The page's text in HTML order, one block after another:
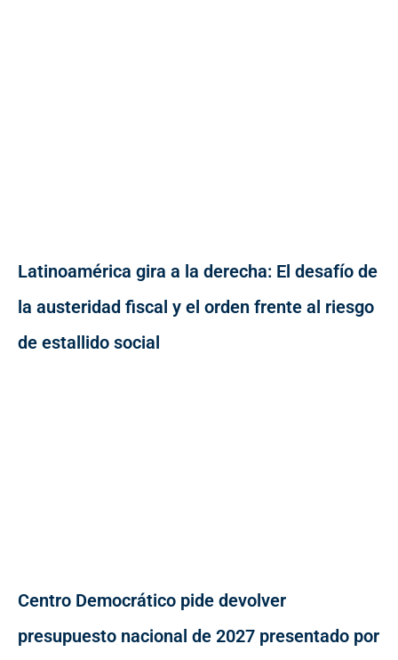
Latinoamérica gira a la derecha: El desafío de
la austeridad fiscal y el orden frente al riesgo
de estallido social
Centro Democrático pide devolver
presupuesto nacional de 2027 presentado por